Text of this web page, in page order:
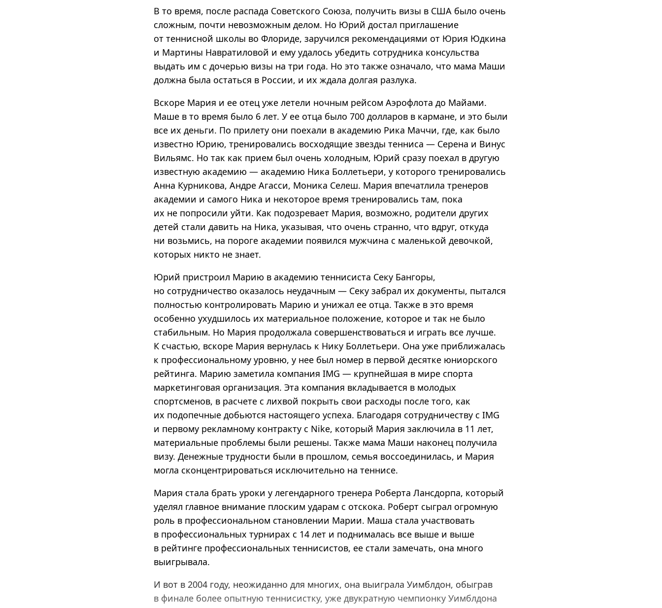
В то время, после распада Советского Союза, получить визы в США было очень
сложным, почти невозможным делом. Но Юрий достал приглашение
от теннисной школы во Флориде, заручился рекомендациями от Юрия Юдкина
и Мартины Навратиловой и ему удалось убедить сотрудника консульства
выдать им с дочерью визы на три года. Но это также означало, что мама Маши
должна была остаться в России, и их ждала долгая разлука.
Вскоре Мария и ее отец уже летели ночным рейсом Аэрофлота до Майами.
Маше в то время было 6 лет. У ее отца было 700 долларов в кармане, и это были
все их деньги. По прилету они поехали в академию Рика Маччи, где, как было
известно Юрию, тренировались восходящие звезды тенниса — Серена и Винус
Вильямс. Но так как прием был очень холодным, Юрий сразу поехал в другую
известную академию — академию Ника Боллетьери, у которого тренировались
Анна Курникова, Андре Агасси, Моника Селеш. Мария впечатлила тренеров
академии и самого Ника и некоторое время тренировались там, пока
их не попросили уйти. Как подозревает Мария, возможно, родители других
детей стали давить на Ника, указывая, что очень странно, что вдруг, откуда
ни возьмись, на пороге академии появился мужчина с маленькой девочкой,
которых никто не знает.
Юрий пристроил Марию в академию теннисиста Секу Бангоры,
но сотрудничество оказалось неудачным — Секу забрал их документы, пытался
полностью контролировать Марию и унижал ее отца. Также в это время
особенно ухудшилось их материальное положение, которое и так не было
стабильным. Но Мария продолжала совершенствоваться и играть все лучше.
К счастью, вскоре Мария вернулась к Нику Боллетьери. Она уже приближалась
к профессиональному уровню, у нее был номер в первой десятке юниорского
рейтинга. Марию заметила компания IMG — крупнейшая в мире спорта
маркетинговая организация. Эта компания вкладывается в молодых
спортсменов, в расчете с лихвой покрыть свои расходы после того, как
их подопечные добьются настоящего успеха. Благодаря сотрудничеству с IMG
и первому рекламному контракту с Nike, который Мария заключила в 11 лет,
материальные проблемы были решены. Также мама Маши наконец получила
визу. Денежные трудности были в прошлом, семья воссоединилась, и Мария
могла сконцентрироваться исключительно на теннисе.
Мария стала брать уроки у легендарного тренера Роберта Лансдорпа, который
уделял главное внимание плоским ударам с отскока. Роберт сыграл огромную
роль в профессиональном становлении Марии. Маша стала участвовать
в профессиональных турнирах с 14 лет и поднималась все выше и выше
в рейтинге профессиональных теннисистов, ее стали замечать, она много
выигрывала.
И вот в 2004 году, неожиданно для многих, она выиграла Уимблдон, обыграв
в финале более опытную теннисистку, уже двукратную чемпионку Уимблдона